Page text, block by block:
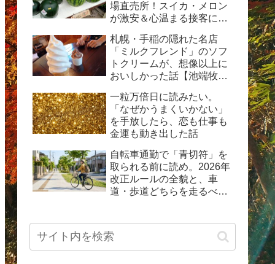
場直売所！スイカ・メロン
が激安＆心温まる接客に感
札幌・手稲の隠れた名店
「ミルクフレンド」のソフ
トクリームが、想像以上に
おいしかった話【池端牧場
一粒万倍日に読みたい。
「なぜかうまくいかない」
を手放したら、恋も仕事も
金運も動き出した話
自転車通勤で「青切符」を
取られる前に読め。2026年
改正ルールの全貌と、車
道・歩道どちらを走るべき